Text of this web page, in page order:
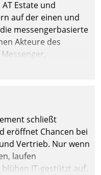
Estate und
auf der einen und
messengerbasierte
Akteure des
oder
schließt
eröffnet Chancen bei
Vertrieb. Nur wenn
laufen
IT-gestützt auf.